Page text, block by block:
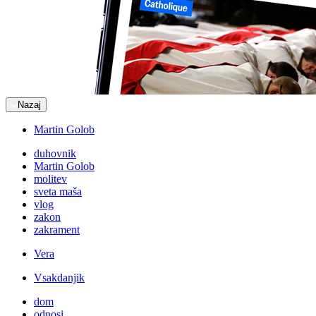
Nazaj
Martin Golob
duhovnik
Martin Golob
molitev
sveta maša
vlog
zakon
zakrament
Vera
Vsakdanjik
dom